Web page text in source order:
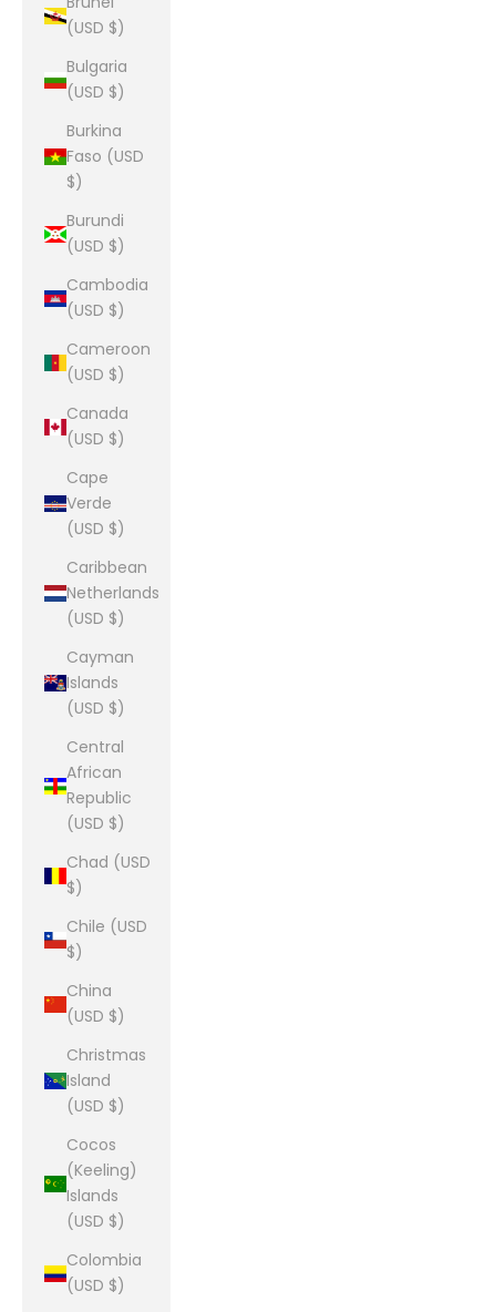
(USD $)
Bulgaria
(USD $)
Burkina
Faso (USD
$)
Burundi
(USD $)
Cambodia
(USD $)
Cameroon
(USD $)
Canada
(USD $)
Cape
Verde
(USD $)
Caribbean
Netherlands
(USD $)
Cayman
Islands
(USD $)
Central
African
Republic
(USD $)
Chad (USD
$)
Chile (USD
$)
China
(USD $)
Christmas
Island
(USD $)
Cocos
(Keeling)
Islands
(USD $)
Colombia
(USD $)